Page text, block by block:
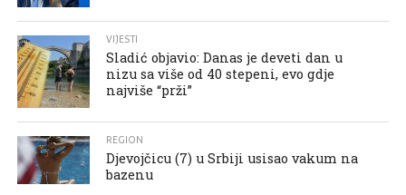
VIJESTI
Sladić objavio: Danas je deveti dan u
nizu sa više od 40 stepeni, evo gdje
najviše “prži”
REGION
Djevojčicu (7) u Srbiji usisao vakum na
bazenu